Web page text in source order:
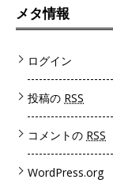
メタ情報
ログイン
投稿の RSS
コメントの RSS
WordPress.org